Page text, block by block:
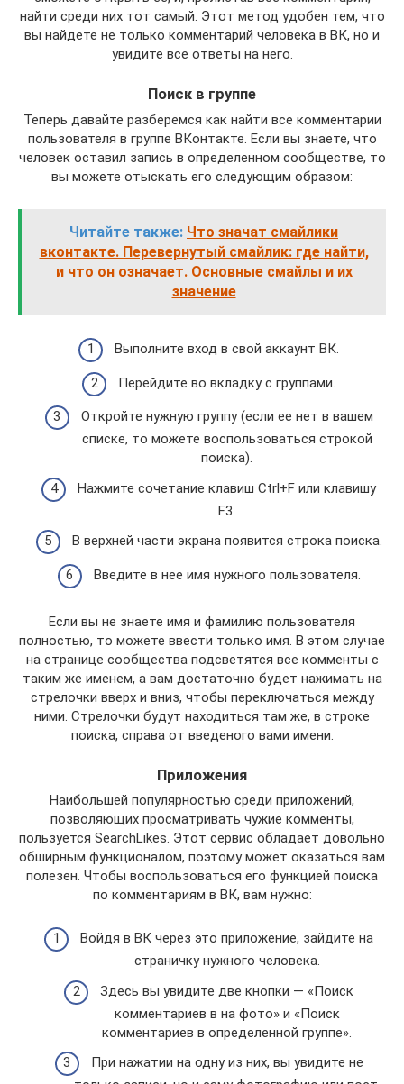
найти среди них тот самый. Этот метод удобен тем, что
вы найдете не только комментарий человека в ВК, но и
увидите все ответы на него.
Поиск в группе
Теперь давайте разберемся как найти все комментарии
пользователя в группе ВКонтакте. Если вы знаете, что
человек оставил запись в определенном сообществе, то
вы можете отыскать его следующим образом:
Читайте также: Что значат смайлики
вконтакте. Перевернутый смайлик: где найти,
и что он означает. Основные смайлы и их
значение
Выполните вход в свой аккаунт ВК.
Перейдите во вкладку с группами.
Откройте нужную группу (если ее нет в вашем
списке, то можете воспользоваться строкой
поиска).
Нажмите сочетание клавиш Ctrl+F или клавишу
F3.
В верхней части экрана появится строка поиска.
Введите в нее имя нужного пользователя.
Если вы не знаете имя и фамилию пользователя
полностью, то можете ввести только имя. В этом случае
на странице сообщества подсветятся все комменты с
таким же именем, а вам достаточно будет нажимать на
стрелочки вверх и вниз, чтобы переключаться между
ними. Стрелочки будут находиться там же, в строке
поиска, справа от введеного вами имени.
Приложения
Наибольшей популярностью среди приложений,
позволяющих просматривать чужие комменты,
пользуется SearchLikes. Этот сервис обладает довольно
обширным функционалом, поэтому может оказаться вам
полезен. Чтобы воспользоваться его функцией поиска
по комментариям в ВК, вам нужно:
Войдя в ВК через это приложение, зайдите на
страничку нужного человека.
Здесь вы увидите две кнопки — «Поиск
комментариев в на фото» и «Поиск
комментариев в определенной группе».
При нажатии на одну из них, вы увидите не